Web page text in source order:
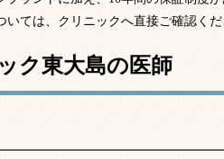
ては、クリニックへ直接ご確認くだ
ク東大島の医師